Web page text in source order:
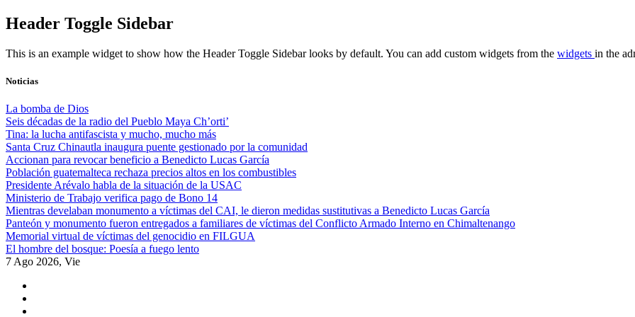
Skip
to
Header Toggle Sidebar
This is an example widget to show how the Header Toggle Sidebar looks by default. You can add custom widgets from the widgets in the
Noticias
La bomba de Dios
Seis décadas de la radio del Pueblo Maya Ch’orti’
Tina: la lucha antifascista y mucho, mucho más
Santa Cruz Chinautla inaugura puente gestionado por la comunidad
Accionan para revocar beneficio a Benedicto Lucas García
Población guatemalteca rechaza precios altos en los combustibles
Presidente Arévalo habla de la situación de la USAC
Ministerio de Trabajo verifica pago de Bono 14
Mientras develaban monumento a víctimas del CAI, le dieron medidas sustitutivas a Benedicto Lucas García
Panteón y monumento fueron entregados a familiares de víctimas del Conflicto Armado Interno en Chimaltenango
Memorial virtual de víctimas del genocidio en FILGUA
El hombre del bosque: Poesía a fuego lento
7 Ago 2026, Vie